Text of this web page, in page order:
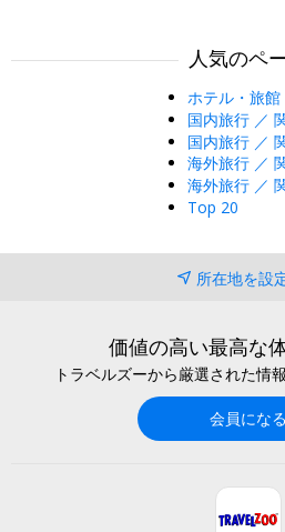
人気のペ
ホテル・旅館
国内旅行 ／
国内旅行 ／
海外旅行 ／
海外旅行 ／
Top 20
所在地を設
価値の高い最高な
トラベルズーから厳選された情
会員になる